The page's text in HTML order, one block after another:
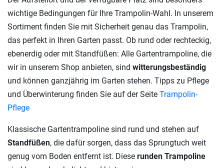
wichtige Bedingungen für Ihre Trampolin-Wahl. In unserem
Sortiment finden Sie mit Sicherheit genau das Trampolin,
das perfekt in Ihren Garten passt. Ob rund oder rechteckig,
ebenerdig oder mit Standfüßen: Alle Gartentrampoline, die
wir in unserem Shop anbieten, sind witterungsbeständig
und können ganzjährig im Garten stehen. Tipps zu Pflege
und Überwinterung finden Sie auf der Seite Trampolin-
Pflege
Klassische Gartentrampoline sind rund und stehen auf
Standfüßen, die dafür sorgen, dass das Sprungtuch weit
genug vom Boden entfernt ist. Diese runden Trampoline